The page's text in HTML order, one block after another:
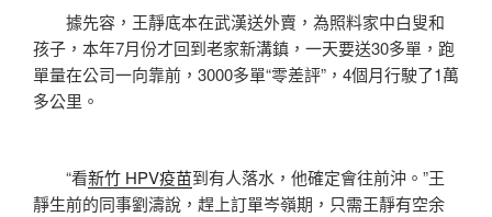
據先容，王靜底本在武漢送外賣，為照料家中白叟和
孩子，本年7月份才回到老家新溝鎮，一天要送30多單，跑
單量在公司一向靠前，3000多單“零差評”，4個月行駛了1萬
多公里。
“看新竹 HPV疫苗到有人落水，他確定會往前沖。”王
靜生前的同事劉濤說，趕上訂單岑嶺期，只需王靜有空余